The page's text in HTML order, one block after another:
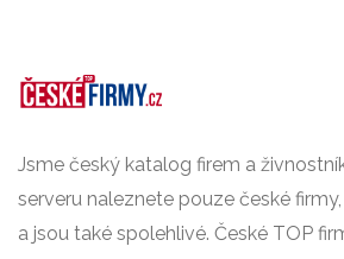
Jsme český katalog firem a
serveru naleznete pouze české
a jsou také spolehlivé. České TOP